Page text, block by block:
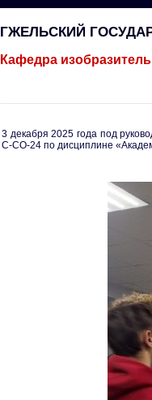
ГЖЕЛЬСКИЙ
Кафедра
3 декабря 2025 года под
С-СО-24 по дисциплине